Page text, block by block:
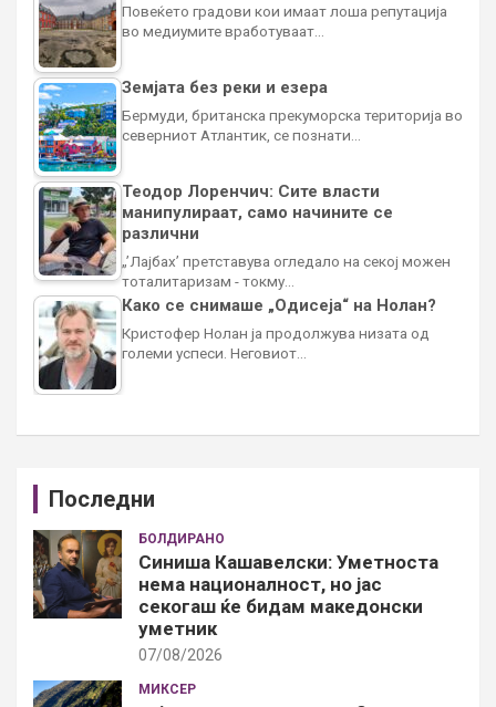
Повеќето градови кои имаат лоша репутација
во медиумите вработуваат…
Земјата без реки и езера
Бермуди, британска прекуморска територија во
северниот Атлантик, се познати…
Теодор Лоренчич: Сите власти
манипулираат, само начините се
различни
„’Лајбах’ претставува огледало на секој можен
тоталитаризам - токму…
Како се снимаше „Одисеја“ на Нолан?
Кристофер Нолан ја продолжува низата од
големи успеси. Неговиот…
Последни
БОЛДИРАНО
Синиша Кашавелски: Уметноста
нема националност, но јас
секогаш ќе бидам македонски
уметник
07/08/2026
МИКСЕР